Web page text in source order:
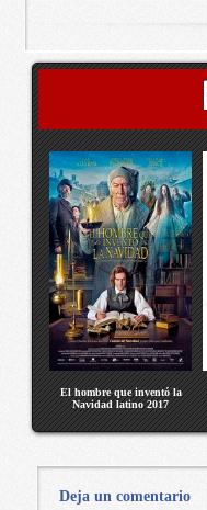
El hombre que inventó la
Navidad latino 2017
Deja un comentario